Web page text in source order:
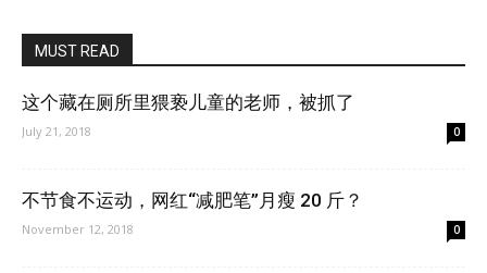
MUST READ
这个藏在厕所里猥亵儿童的老师，被抓了
July 21, 2018 0
不节食不运动，网红“减肥笔”月瘦 20 斤？
November 12, 2018 0